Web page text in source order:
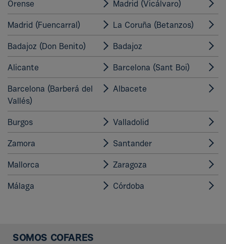
Orense Madrid (Vicálvaro)
Madrid (Fuencarral) La Coruña (Betanzos)
Badajoz (Don Benito) Badajoz
Alicante Barcelona (Sant Boi)
Barcelona (Barberá del
Vallés)
Albacete
Burgos Valladolid
Zamora Santander
Mallorca Zaragoza
Málaga Córdoba
SOMOS COFARES